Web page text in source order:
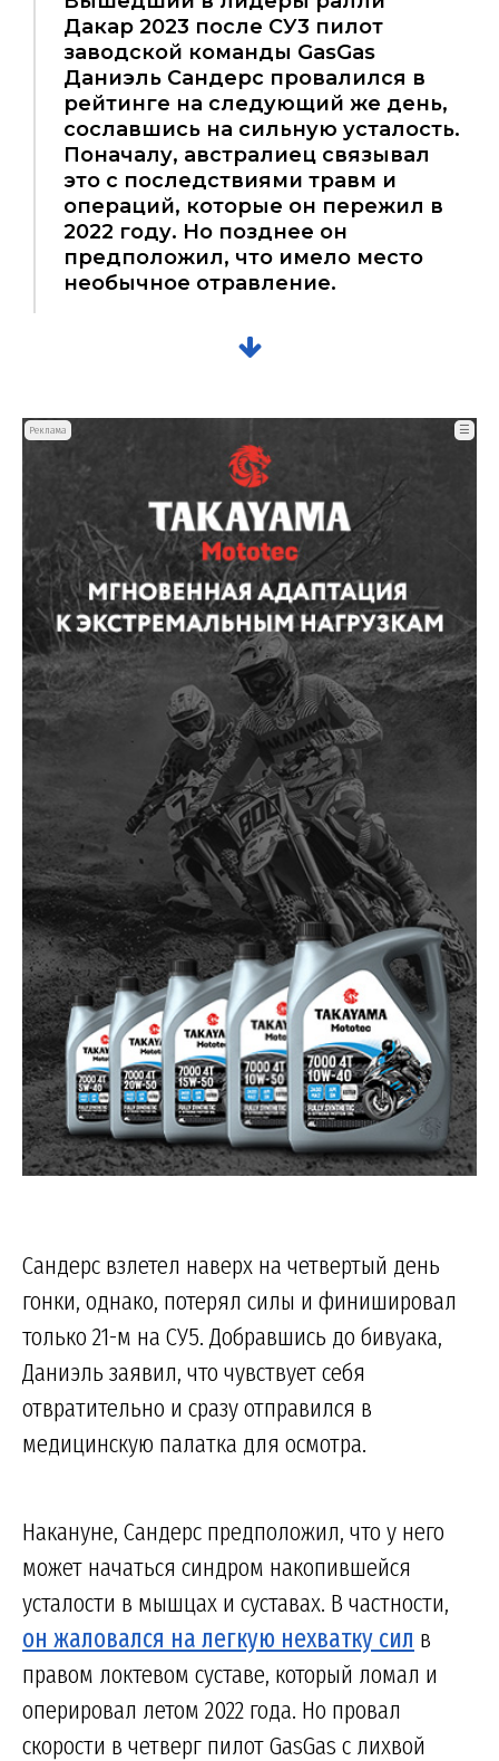
Дакар 2023 после СУ3 пилот
заводской команды GasGas
Даниэль Сандерс провалился в
рейтинге на следующий же день,
сославшись на сильную усталость.
Поначалу, австралиец связывал
это с последствиями травм и
операций, которые он пережил в
2022 году. Но позднее он
предположил, что имело место
необычное отравление.
Реклама ☰
Сандерс взлетел наверх на четвертый день
гонки, однако, потерял силы и финишировал
только 21-м на СУ5. Добравшись до бивуака,
Даниэль заявил, что чувствует себя
отвратительно и сразу отправился в
медицинскую палатка для осмотра.
Накануне, Сандерс предположил, что у него
может начаться синдром накопившейся
усталости в мышцах и суставах. В частности,
он жаловался на легкую нехватку сил в
правом локтевом суставе, который ломал и
оперировал летом 2022 года. Но провал
скорости в четверг пилот GasGas с лихвой